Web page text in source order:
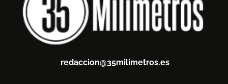
redaccion@35milimetros.es